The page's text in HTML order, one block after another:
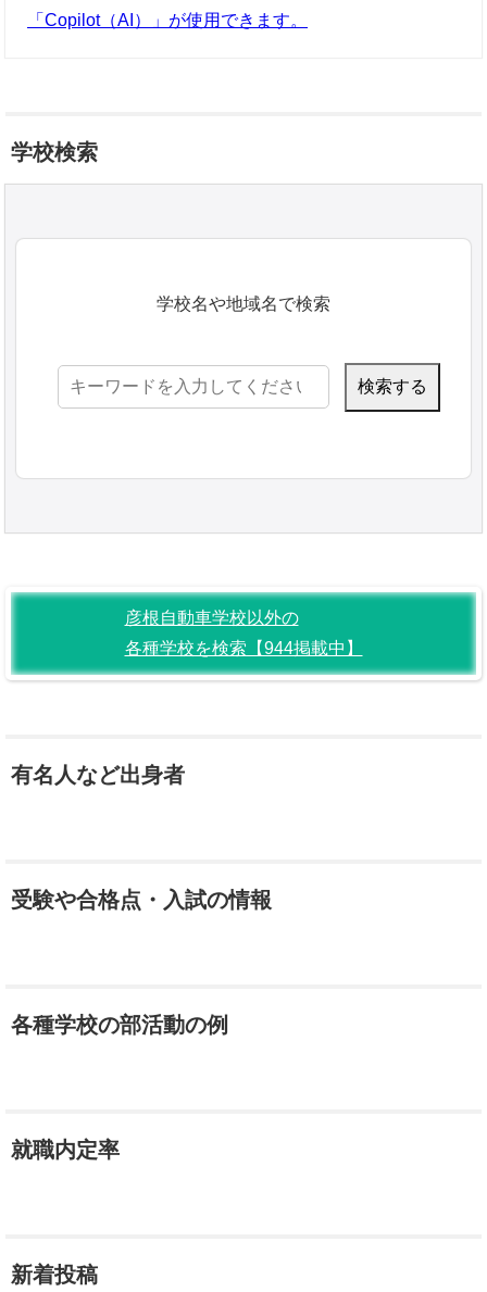
「Copilot（AI）」が使用できます。
学校検索
学校名や地域名で検索
検
彦根自動車学校以外の
各種学校を検索【944掲載中】
有名人など出身者
受験や合格点・入試の情報
各種学校の部活動の例
就職内定率
新着投稿